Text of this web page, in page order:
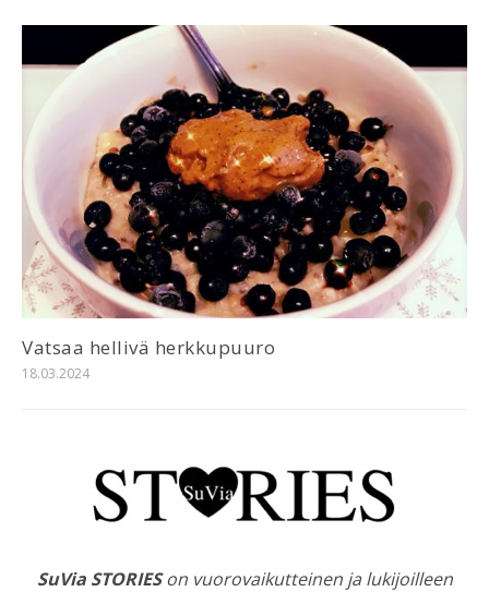
Vatsaa hellivä herkkupuuro
18.03.2024
SuVia STORIESon vuorovaikutteinen ja lukijoilleen